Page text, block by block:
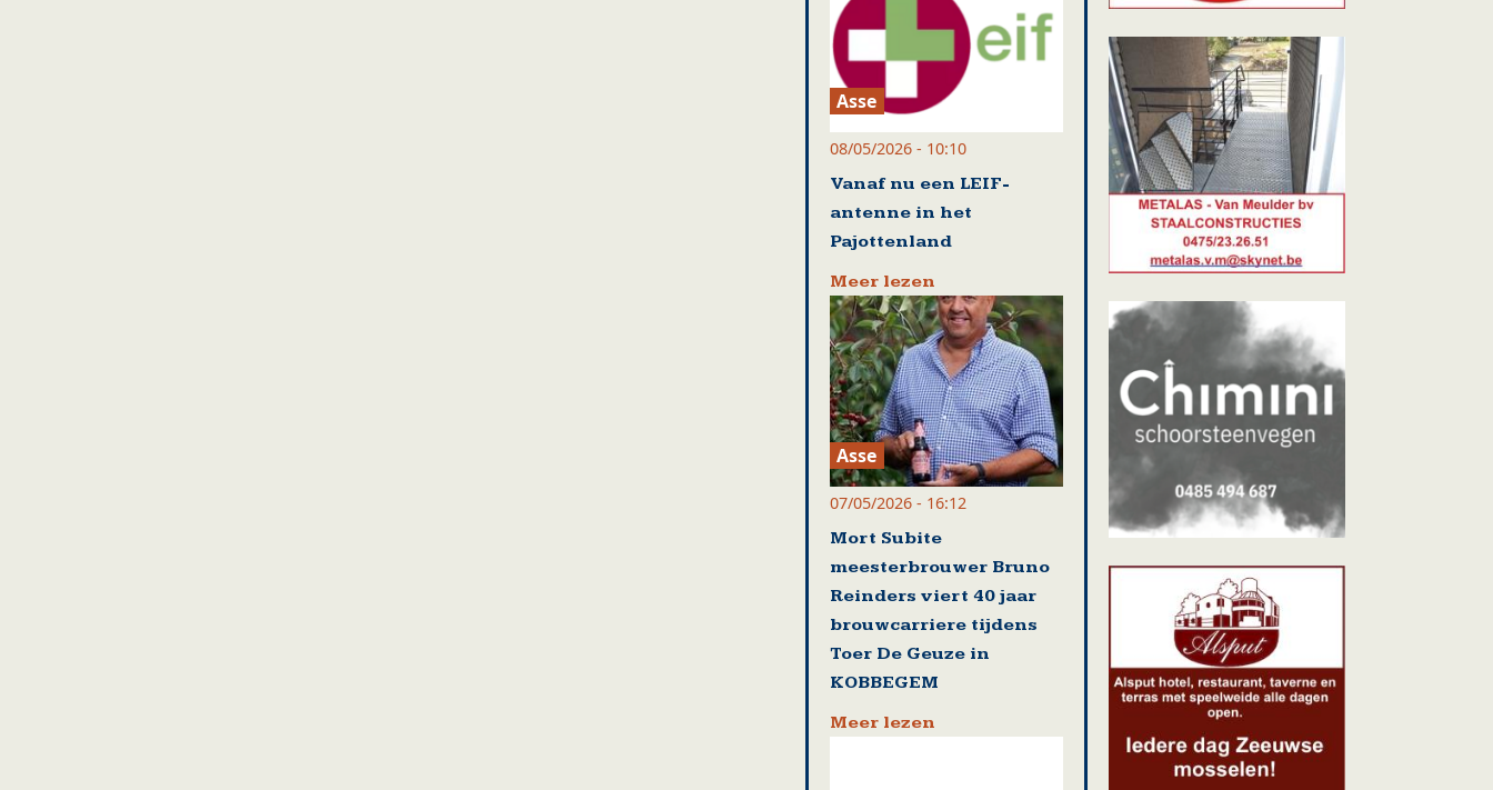
Asse
08/05/2026 - 10:10
Vanaf nu een LEIF-
antenne in het
Pajottenland
Meer lezen
Asse
07/05/2026 - 16:12
Mort Subite
meesterbrouwer Bruno
Reinders viert 40 jaar
brouwcarriere tijdens
Toer De Geuze in
KOBBEGEM
Meer lezen